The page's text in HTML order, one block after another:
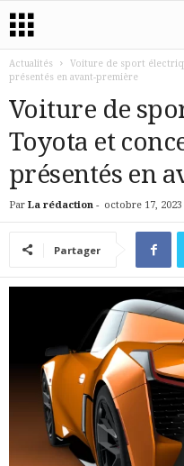
Actualités
Voiture de sport
présentés en avant-première
Voiture de
Toyota et
présentés en
Par La rédaction - octobre 17, 2023
Partager